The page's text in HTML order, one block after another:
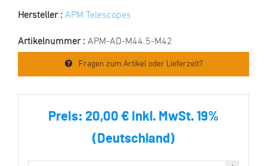
Hersteller : APM Telescopes
Artikelnummer : APM-AD-M44.5-M42
Fragen zum Artikel oder Lieferzeit?
Preis: 20,00 € inkl. MwSt. 19%
(Deutschland)